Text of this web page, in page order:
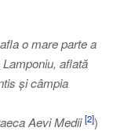
o mare parte a
aflată
și câmpia
Aevi Medii [2])